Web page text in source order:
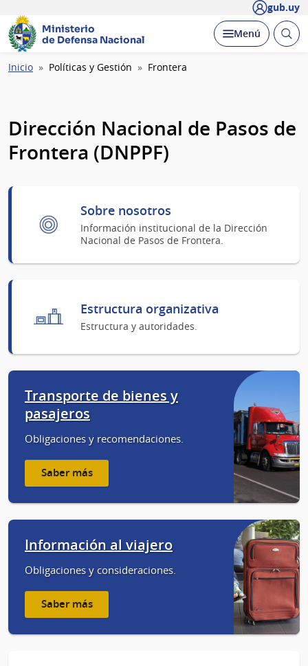
gub.uy
Ministerio
de Defensa Nacional
Desplegar
Menú Abrir
Ruta
Inicio Políticas y Gestión Frontera
Dirección Nacional de Pasos de
Frontera (DNPPF)
Sobre nosotros
Información institucional de la Dirección
Nacional de Pasos de Frontera.
Estructura organizativa
Estructura y autoridades.
Transporte de bienes y
pasajeros
Obligaciones y recomendaciones.
Saber más
Información al viajero
Obligaciones y consideraciones.
Saber más